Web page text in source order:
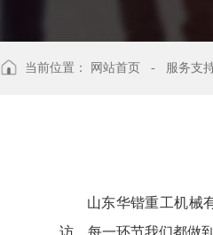
当前位置： 网站首页 - 服务支
山东华锴重工机械有
访，每一环节我们都做